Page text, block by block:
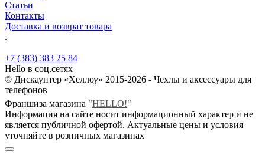
Статьи
Контакты
Доставка и возврат товара
.
+7 (383) 383 25 84
Hello в соц.сетях
© Дискаунтер «Хеллоу» 2015-2026 - Чехлы и аксессуары для
телефонов
Франшиза магазина "HELLO!"
Информация на сайте носит информационный характер и не
является публичной офертой. Актуальные цены и условия
уточняйте в розничных магазинах